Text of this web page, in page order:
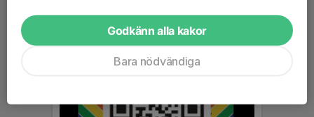
Godkänn alla kakor
Bara nödvändiga